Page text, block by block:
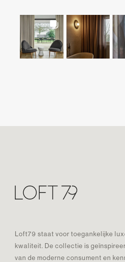
Loft79 staat voor toegankelijke
kwaliteit. De collectie is
van de moderne consument en